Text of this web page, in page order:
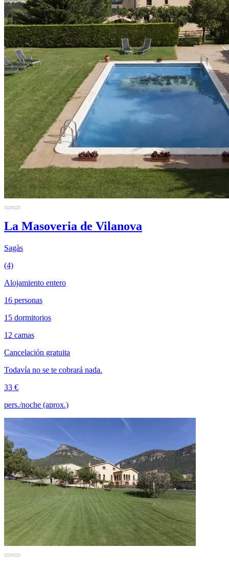
La Masoveria de Vilanova
Sagàs
(4)
Alojamiento entero
16 personas
15 dormitorios
12 camas
Cancelación gratuita
Todavía no se te cobrará nada.
33 €
pers./noche (aprox.)